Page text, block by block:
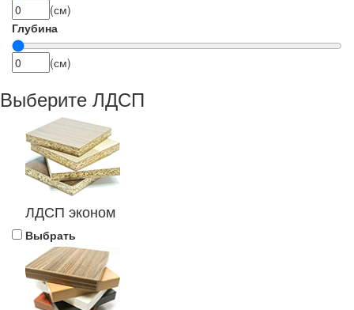
(см)
Глубина
(см)
Выберите ЛДСП
ЛДСП эконом
Выбрать